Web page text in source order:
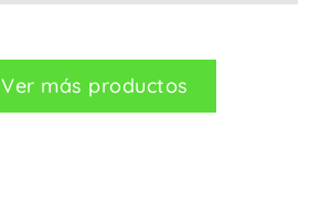
Ver más productos